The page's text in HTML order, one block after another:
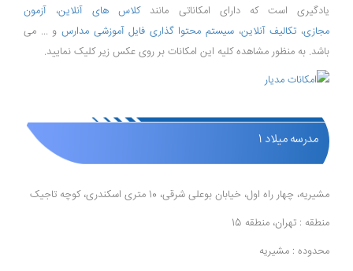
یادگیری است که دارای امکاناتی مانندکلاس های آنلاین، آزمون
مجازی، تکالیف آنلاین، سیستم محتوا گذاری فایل آموزشی مدارس و ... می
باشد. به منظور مشاهده کلیه این امکانات بر روی عکس زیر کلیک نمایید.
مدرسه میلاد 1
مشیریه، چهار راه اول، خیابان بوعلی شرقی، 10 متری اسکندری، کوچه تاجیک
منطقه : تهران، منطقه 15
محدوده : مشیریه